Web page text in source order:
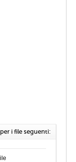
i file seguenti: